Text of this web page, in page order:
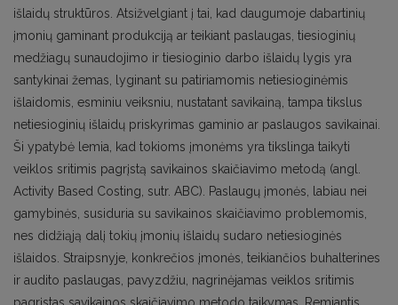
išlaidų struktūros. Atsižvelgiant į tai, kad daugumoje dabartinių
įmonių gaminant produkciją ar teikiant paslaugas, tiesioginių
medžiagų sunaudojimo ir tiesioginio darbo išlaidų lygis yra
santykinai žemas, lyginant su patiriamomis netiesioginėmis
išlaidomis, esminiu veiksniu, nustatant savikainą, tampa tikslus
netiesioginių išlaidų priskyrimas gaminio ar paslaugos savikainai.
Ši ypatybė lemia, kad tokioms įmonėms yra tikslinga taikyti
veiklos sritimis pagrįstą savikainos skaičiavimo metodą (angl.
Activity Based Costing, sutr. ABC). Paslaugų įmonės, labiau nei
gamybinės, susiduria su savikainos skaičiavimo problemomis,
nes didžiąją dalį tokių įmonių išlaidų sudaro netiesioginės
išlaidos. Straipsnyje, konkrečios įmonės, teikiančios buhalterines
ir audito paslaugas, pavyzdžiu, nagrinėjamas veiklos sritimis